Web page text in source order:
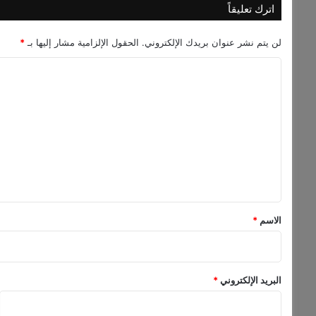
ي
ت
ط
اترك تعليقاً
لن يتم نشر عنوان بريدك الإلكتروني. الحقول الإلزامية مشار إليها بـ*
*
الاسم *
البريد الإلكتروني*